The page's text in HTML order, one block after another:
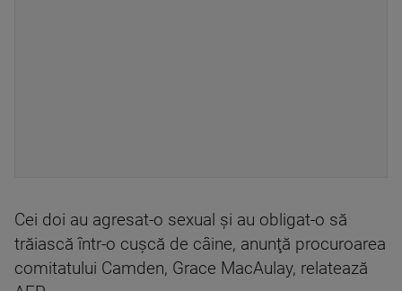
Cei doi au agresat-o sexual şi au obligat-o să
trăiască într-o cuşcă de câine, anunţă procuroarea
comitatului Camden, Grace MacAulay, relatează